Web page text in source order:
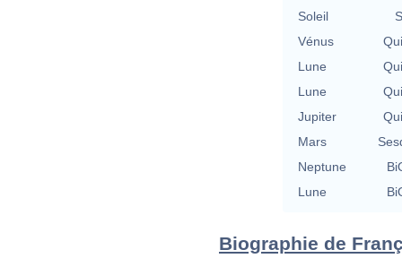
Soleil
Vénus
Lune
Lune
Jupiter
Mars
Neptune
Lune
Biographie de